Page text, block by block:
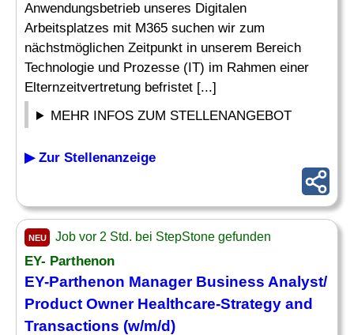
Anwendungsbetrieb unseres Digitalen
Arbeitsplatzes mit M365 suchen wir zum
nächstmöglichen Zeitpunkt in unserem Bereich
Technologie und Prozesse (IT) im Rahmen einer
Elternzeitvertretung befristet [...]
MEHR INFOS ZUM STELLENANGEBOT
▶ Zur Stellenanzeige
NEU Job vor 2 Std. bei StepStone gefunden
EY- Parthenon
EY-Parthenon Manager Business Analyst/
Product Owner Healthcare-Strategy and
Transactions (w/m/d)